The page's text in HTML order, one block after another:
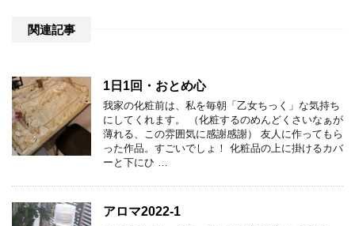
関連記事
1日1回・おとめ心
我家の化粧前は、私を毎朝「乙女ちっく」な気持ち
にしてくれます。 （化粧するのめんどくさいなぁが
薄れる、この雰囲気に感謝感謝） 友人に作ってもら
った作品。すごいでしょ！ 化粧品の上に掛けるカバ
ーと下にひ …
アロマ2022-1